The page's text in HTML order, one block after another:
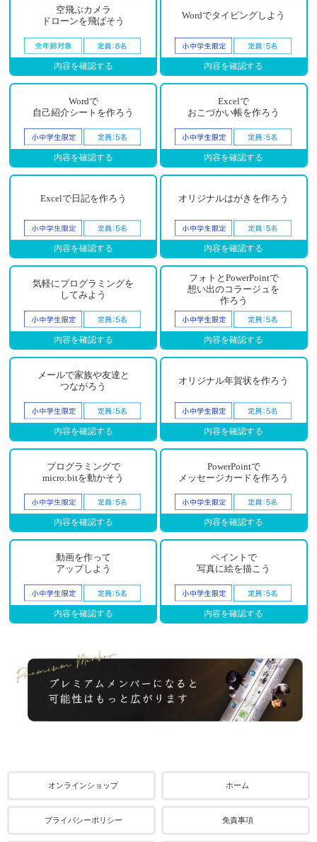
空飛ぶカメラ
ドローンを飛ばそう
内容を確認する
Wordでタイピングしよう
内容を確認する
Wordで
自己紹介シートを作ろう
内容を確認する
Excelで
おこづかい帳を作ろう
内容を確認する
Excelで日記を作ろう
内容を確認する
オリジナルはがきを作ろう
内容を確認する
気軽にプログラミングを
してみよう
内容を確認する
フォトとPowerPointで
想い出のコラージュを
作ろう
内容を確認する
メールで家族や友達と
つながろう
内容を確認する
オリジナル年賀状を作ろう
内容を確認する
プログラミングで
micro:bitを動かそう
内容を確認する
PowerPointで
メッセージカードを作ろう
内容を確認する
動画を作って
アップしよう
内容を確認する
ペイントで
写真に絵を描こう
内容を確認する
オンラインショップ ホーム
プライバシーポリシー 免責事項